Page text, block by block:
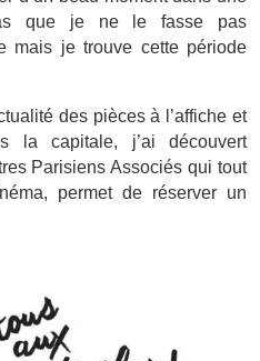
que je ne le fasse pas
mais je trouve cette période
des pièces à l’affiche et
la capitale, j’ai découvert
Parisiens Associés qui tout
permet de réserver un